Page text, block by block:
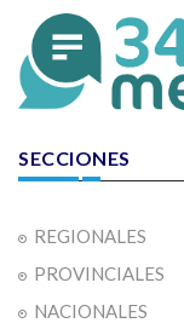
SECCIONES
REGIONALES
PROVINCIALES
NACIONALES